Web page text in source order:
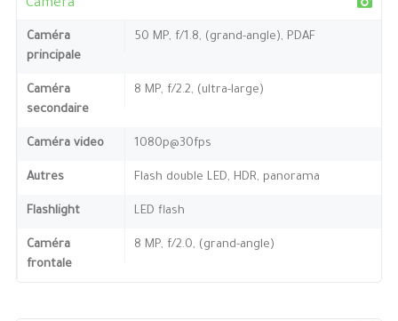
Caméra
Caméra
principale
50 MP, f/1.8, (grand-angle), PDAF
Caméra
secondaire
8 MP, f/2.2, (ultra-large)
Caméra video 1080p@30fps
Autres Flash double LED, HDR, panorama
Flashlight LED flash
Caméra
frontale
8 MP, f/2.0, (grand-angle)